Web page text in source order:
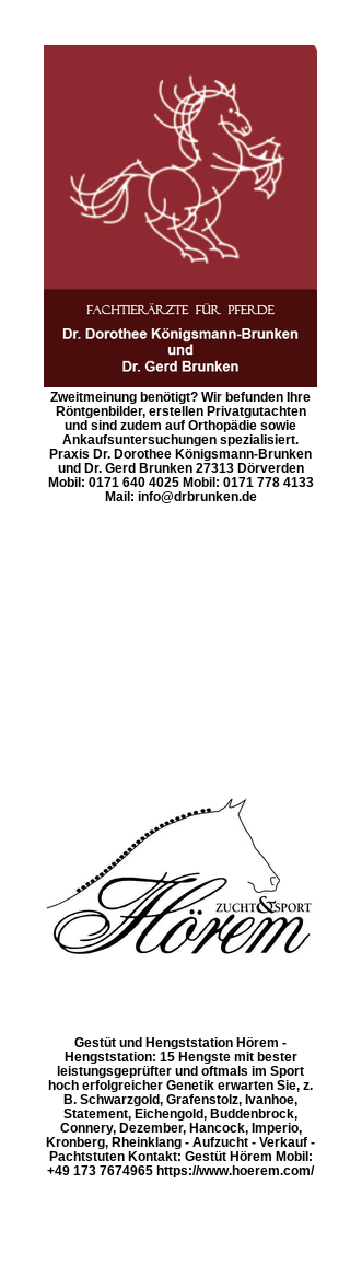
Zweitmeinung benötigt? Wir befunden Ihre
Röntgenbilder, erstellen Privatgutachten
und sind zudem auf Orthopädie sowie
Ankaufsuntersuchungen spezialisiert.
Praxis Dr. Dorothee Königsmann-Brunken
und Dr. Gerd Brunken 27313 Dörverden
Mobil: 0171 640 4025 Mobil: 0171 778 4133
Mail: info@drbrunken.de
Gestüt und Hengststation Hörem -
Hengststation: 15 Hengste mit bester
leistungsgeprüfter und oftmals im Sport
hoch erfolgreicher Genetik erwarten Sie, z.
B. Schwarzgold, Grafenstolz, Ivanhoe,
Statement, Eichengold, Buddenbrock,
Connery, Dezember, Hancock, Imperio,
Kronberg, Rheinklang - Aufzucht - Verkauf -
Pachtstuten Kontakt: Gestüt Hörem Mobil:
+49 173 7674965 https://www.hoerem.com/